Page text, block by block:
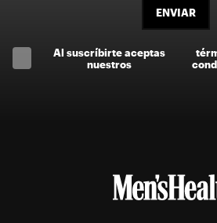
ENVIAR
Al suscríbirte aceptas
nuestros